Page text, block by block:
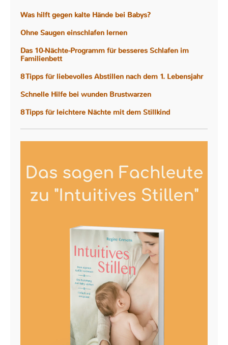
Was hilft gegen kalte Hände bei Babys?
Ohne Saugen einschlafen lernen
Das 10-Nächte-Programm für besseres Schlafen im
Familienbett
8 Tipps für liebevolles Abstillen nach dem 1. Lebensjahr
Schnelle Hilfe bei wunden Brustwarzen
8 Tipps für leichtere Nächte mit dem Stillkind